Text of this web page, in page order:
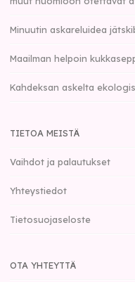
Minuutin askareluidea
Maailman helpoin
Kahdeksan askelta
TIETOA MEISTÄ
Vaihdot ja palautukset
Yhteystiedot
Tietosuojaseloste
OTA YHTEYTTÄ